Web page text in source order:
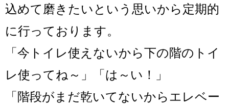
込めて磨きたいという思いから定期的
に行っております。
「今トイレ使えないから下の階のトイ
レ使ってね～」「は～い！」
「階段がまだ乾いてないからエレベー